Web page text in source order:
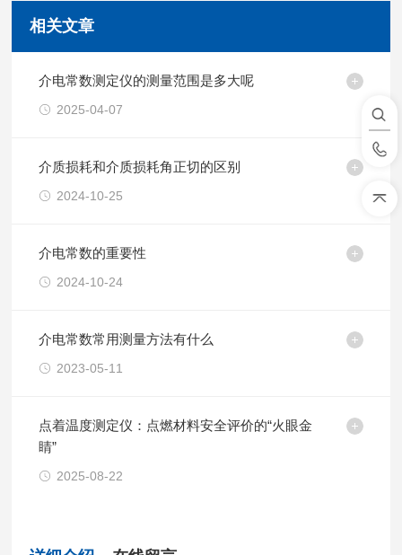
相关文章
介电常数测定仪的测量范围是多大呢
2025-04-07
介质损耗和介质损耗角正切的区别
2024-10-25
介电常数的重要性
2024-10-24
介电常数常用测量方法有什么
2023-05-11
点着温度测定仪：点燃材料安全评价的“火眼金
睛”
2025-08-22